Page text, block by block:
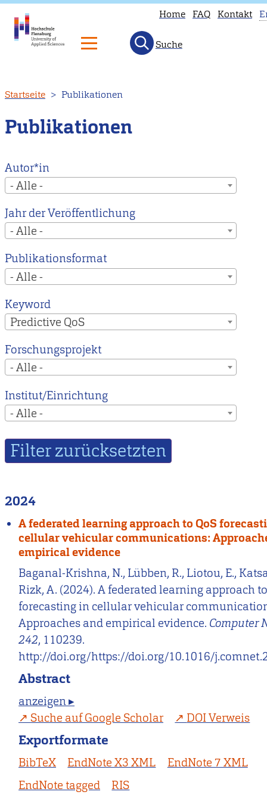
zum
Inhalt
Home FAQ Kontakt
Suche
Startseite Publikationen
Publikationen
Autor*in
- Alle -
Jahr der Veröffentlichung
- Alle -
Publikationsformat
- Alle -
Keyword
Predictive QoS
Forschungsprojekt
- Alle -
Institut/Einrichtung
- Alle -
2024
A federated learning approach to QoS
cellular vehicular communications:
empirical evidence
Baganal-Krishna, N., Lübben, R., Liotou, E.,
Rizk, A. (2024). A federated learning approach
forecasting in cellular vehicular
Approaches and empirical evidence. Computer
242, 110239.
http://doi.org/https://doi.org/10.1016/
Abstract
anzeigen ▸
Suche auf Google Scholar
DOI Verweis
Exportformate
BibTeX EndNote X3 XML
EndNote 7 XML
EndNote tagged
RIS